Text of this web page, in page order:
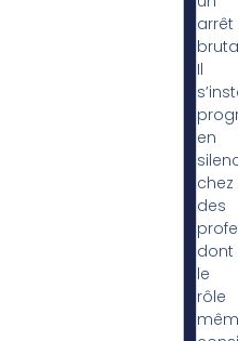
arrêt
Il
en
chez
des
dont
le
rôle